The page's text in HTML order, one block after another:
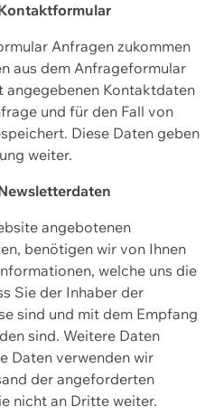
Anfragen zukommen
aus dem Anfrageformular
angegebenen Kontaktdaten
und für den Fall von
Diese Daten geben
weiter.
angebotenen
benötigen wir von Ihnen
welche uns die
Sie der Inhaber der
sind und mit dem Empfang
sind. Weitere Daten
Daten verwenden wir
der angeforderten
nicht an Dritte weiter.